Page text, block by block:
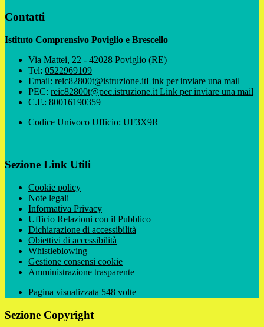
Contatti
Istituto Comprensivo Poviglio e Brescello
Via Mattei, 22 - 42028 Poviglio (RE)
Tel: 0522969109
Email: reic82800t@istruzione.itLink per inviare una mail
PEC: reic82800t@pec.istruzione.it Link per inviare una mail
C.F.: 80016190359
Codice Univoco Ufficio: UF3X9R
Sezione Link Utili
Cookie policy
Note legali
Informativa Privacy
Ufficio Relazioni con il Pubblico
Dichiarazione di accessibilità
Obiettivi di accessibilità
Whistleblowing
Gestione consensi cookie
Amministrazione trasparente
Pagina visualizzata 548 volte
Sezione Copyright